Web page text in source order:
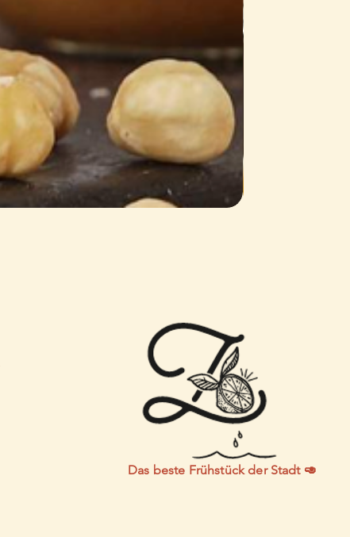
Das beste Frühstück der Stadt 🥑